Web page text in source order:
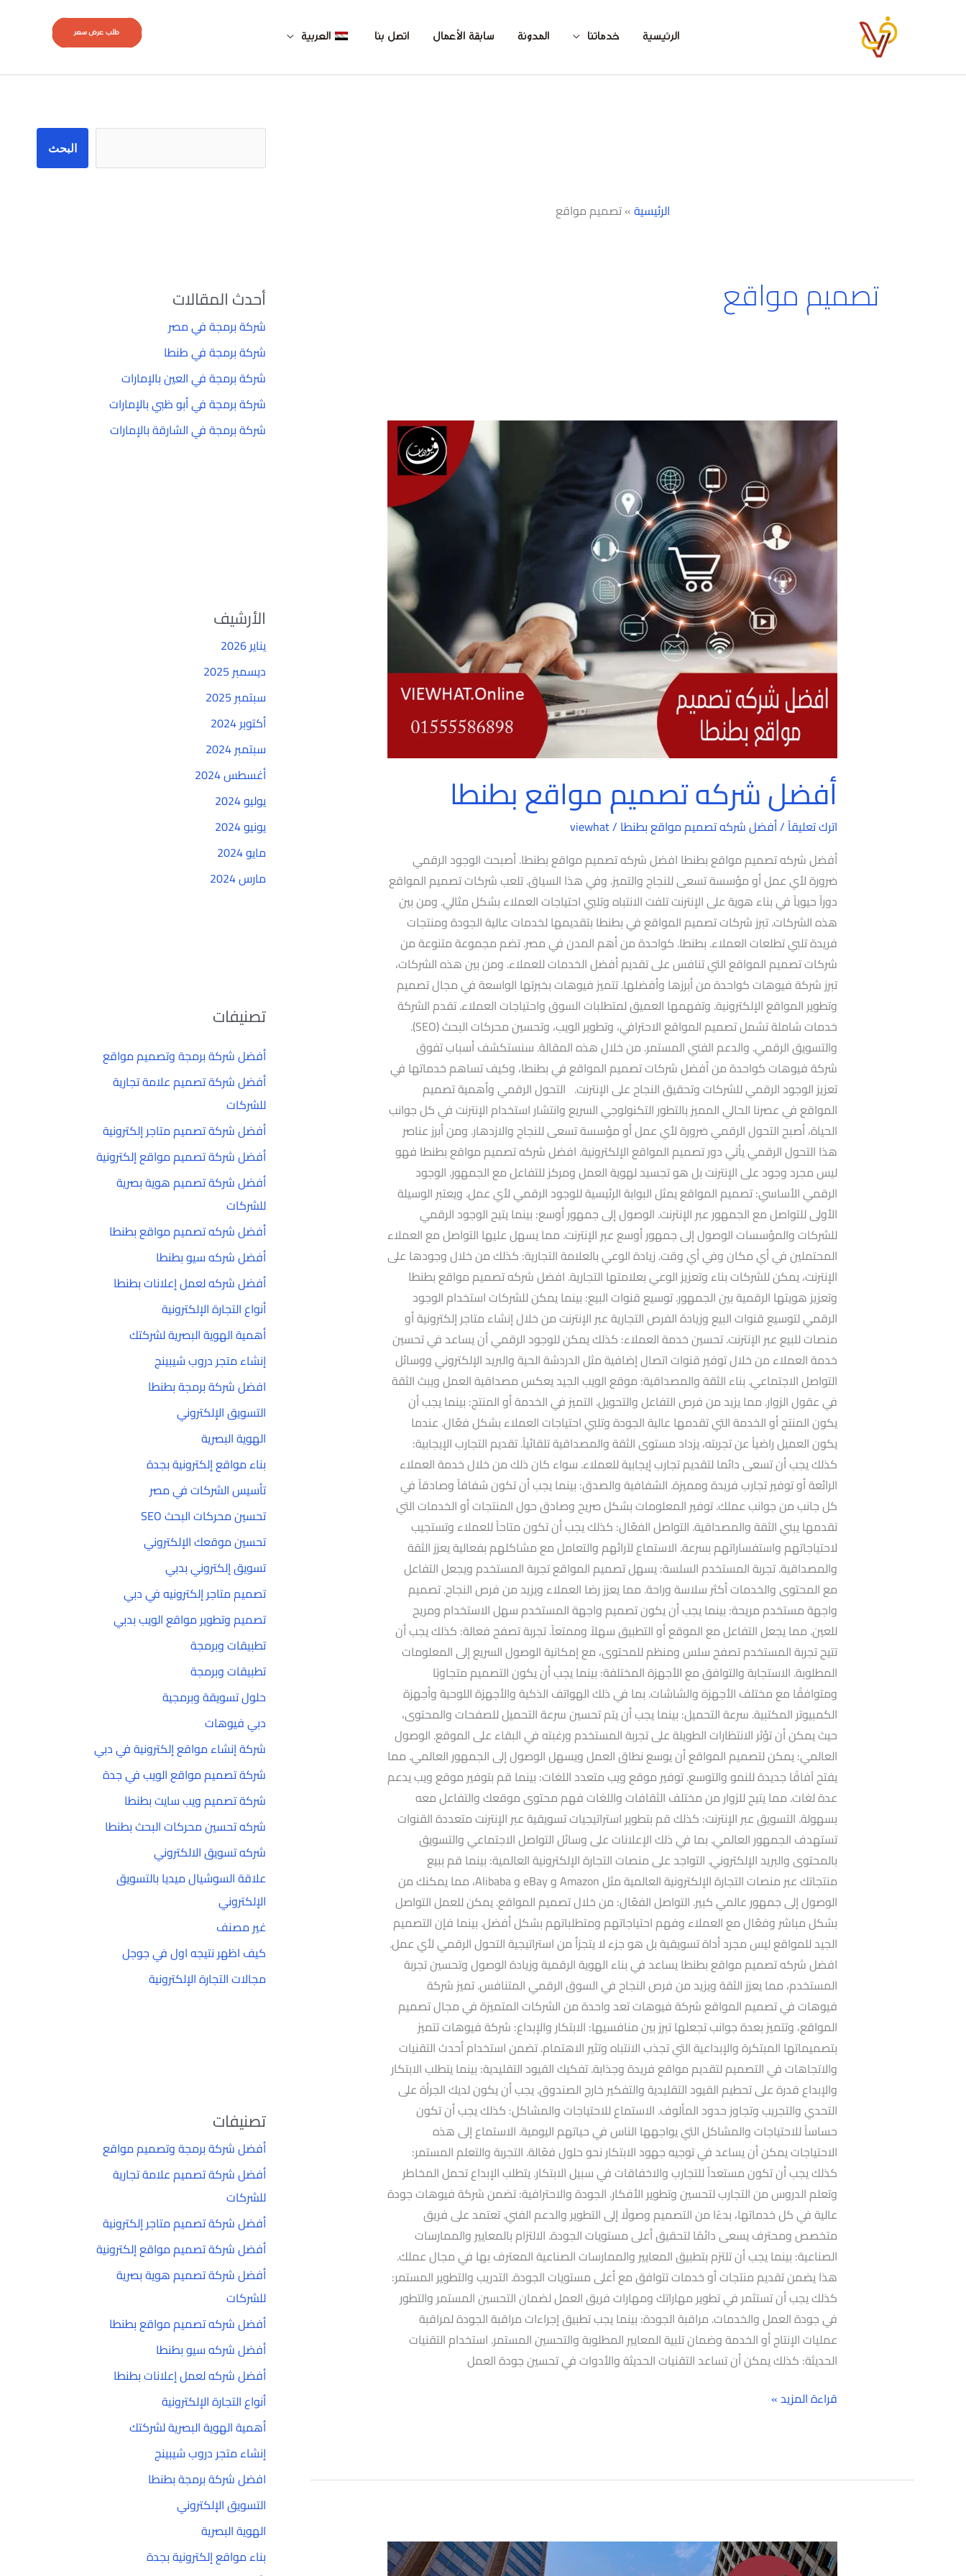
الرئيسية خدماتنا المدونة سابقة الأعمال اتصل بنا العربية طلب عرض سعر
الرئيسية»تصميم مواقع
تصميم مواقع
أفضل شركه تصميم مواقع بطنطا
اترك تعليقاً/أفضل شركه تصميم مواقع بطنطا /
viewhat
أفضل شركه تصميم مواقع بطنطا افضل شركه تصميم مواقع بطنطا. أصبحت الوجود الرقمي
ضرورة لأي عمل أو مؤسسة تسعى للنجاح والتميز. وفي هذا السياق. تلعب شركات تصميم المواقع
دوراً حيوياً في بناء هوية على الإنترنت تلفت الانتباه وتلبي احتياجات العملاء بشكل مثالي. ومن بين
هذه الشركات. تبرز شركات تصميم المواقع في بطنطا بتقديمها لخدمات عالية الجودة ومنتجات
فريدة تلبي تطلعات العملاء. بطنطا. كواحدة من أهم المدن في مصر. تضم مجموعة متنوعة من
شركات تصميم المواقع التي تنافس على تقديم أفضل الخدمات للعملاء. ومن بين هذه الشركات،
تبرز شركة فيوهات كواحدة من أبرزها وأفضلها. تتميز فيوهات بخبرتها الواسعة في مجال تصميم
وتطوير المواقع الإلكترونية. وتفهمها العميق لمتطلبات السوق واحتياجات العملاء. تقدم الشركة
خدمات شاملة تشمل تصميم المواقع الاحترافي، وتطوير الويب، وتحسين محركات البحث (SEO).
والتسويق الرقمي. والدعم الفني المستمر. من خلال هذه المقالة. سنستكشف أسباب تفوق
شركة فيوهات كواحدة من أفضل شركات تصميم المواقع في بطنطا، وكيف تساهم خدماتها في
تعزيز الوجود الرقمي للشركات وتحقيق النجاح على الإنترنت. التحول الرقمي وأهمية تصميم
المواقع في عصرنا الحالي المميز بالتطور التكنولوجي السريع وانتشار استخدام الإنترنت في كل جوانب
الحياة، أصبح التحول الرقمي ضرورة لأي عمل أو مؤسسة تسعى للنجاح والازدهار. ومن أبرز عناصر
هذا التحول الرقمي يأتي دور تصميم المواقع الإلكترونية. افضل شركه تصميم مواقع بطنطا فهو
ليس مجرد وجود على الإنترنت بل هو تجسيد لهوية العمل ومركز للتفاعل مع الجمهور. الوجود
الرقمي الأساسي: تصميم المواقع يمثل البوابة الرئيسية للوجود الرقمي لأي عمل. ويعتبر الوسيلة
الأولى للتواصل مع الجمهور عبر الإنترنت. الوصول إلى جمهور أوسع: بينما يتيح الوجود الرقمي
للشركات والمؤسسات الوصول إلى جمهور أوسع عبر الإنترنت. مما يسهل عليها التواصل مع العملاء
المحتملين في أي مكان وفي أي وقت. زيادة الوعي بالعلامة التجارية: كذلك من خلال وجودها على
الإنترنت، يمكن للشركات بناء وتعزيز الوعي بعلامتها التجارية. افضل شركه تصميم مواقع بطنطا
وتعزيز هويتها الرقمية بين الجمهور. توسيع قنوات البيع: بينما يمكن للشركات استخدام الوجود
الرقمي لتوسيع قنوات البيع وزيادة الفرص التجارية عبر الإنترنت من خلال إنشاء متاجر إلكترونية أو
منصات للبيع عبر الإنترنت. تحسين خدمة العملاء: كذلك يمكن للوجود الرقمي أن يساعد في تحسين
خدمة العملاء من خلال توفير قنوات اتصال إضافية مثل الدردشة الحية والبريد الإلكتروني ووسائل
التواصل الاجتماعي. بناء الثقة والمصداقية: موقع الويب الجيد يعكس مصداقية العمل ويبث الثقة
في عقول الزوار. مما يزيد من فرص التفاعل والتحويل. التميز في الخدمة أو المنتج: بينما يجب أن
يكون المنتج أو الخدمة التي تقدمها عالية الجودة وتلبي احتياجات العملاء بشكل فعّال. عندما
يكون العميل راضياً عن تجربته، يزداد مستوى الثقة والمصداقية تلقائياً. تقديم التجارب الإيجابية:
كذلك يجب أن تسعى دائما لتقديم تجارب إيجابية للعملاء. سواء كان ذلك من خلال خدمة العملاء
الرائعة أو توفير تجارب فريدة ومميزة. الشفافية والصدق: بينما يجب أن تكون شفافاً وصادقاً في
كل جانب من جوانب عملك. توفير المعلومات بشكل صريح وصادق حول المنتجات أو الخدمات التي
تقدمها يبني الثقة والمصداقية. التواصل الفعّال: كذلك يجب أن تكون متاحاً للعملاء وتستجيب
لاحتياجاتهم واستفساراتهم بسرعة. الاستماع لآرائهم والتعامل مع مشاكلهم بفعالية يعزز الثقة
والمصداقية. تجربة المستخدم السلسة: يسهل تصميم المواقع تجربة المستخدم ويجعل التفاعل
مع المحتوى والخدمات أكثر سلاسة وراحة. مما يعزز رضا العملاء ويزيد من فرص النجاح. تصميم
واجهة مستخدم مريحة: بينما يجب أن يكون تصميم واجهة المستخدم سهل الاستخدام ومريح
للعين. مما يجعل التفاعل مع الموقع أو التطبيق سهلاً وممتعاً. تجربة تصفح فعالة: كذلك يجب أن
تتيح تجربة المستخدم تصفح سلس ومنظم للمحتوى، مع إمكانية الوصول السريع إلى المعلومات
المطلوبة. الاستجابة والتوافق مع الأجهزة المختلفة: بينما يجب أن يكون التصميم متجاوبًا
ومتوافقًا مع مختلف الأجهزة والشاشات. بما في ذلك الهواتف الذكية والأجهزة اللوحية وأجهزة
الكمبيوتر المكتبية. سرعة التحميل: بينما يجب أن يتم تحسين سرعة التحميل للصفحات والمحتوى،
حيث يمكن أن تؤثر الانتظارات الطويلة على تجربة المستخدم ورغبته في البقاء على الموقع. الوصول
العالمي: يمكن لتصميم المواقع أن يوسع نطاق العمل ويسهل الوصول إلى الجمهور العالمي. مما
يفتح آفاقًا جديدة للنمو والتوسع. توفير موقع ويب متعدد اللغات: بينما قم بتوفير موقع ويب يدعم
عدة لغات. مما يتيح للزوار من مختلف الثقافات واللغات فهم محتوى موقعك والتفاعل معه
بسهولة. التسويق عبر الإنترنت: كذلك قم بتطوير استراتيجيات تسويقية عبر الإنترنت متعددة القنوات
تستهدف الجمهور العالمي. بما في ذلك الإعلانات على وسائل التواصل الاجتماعي والتسويق
بالمحتوى والبريد الإلكتروني. التواجد على منصات التجارة الإلكترونية العالمية: بينما قم ببيع
منتجاتك عبر منصات التجارة الإلكترونية العالمية مثل Amazon و eBay و Alibaba، مما يمكنك من
الوصول إلى جمهور عالمي كبير. التواصل الفعّال: من خلال تصميم المواقع. يمكن للعمل التواصل
بشكل مباشر وفعّال مع العملاء وفهم احتياجاتهم ومتطلباتهم بشكل أفضل. بينما فإن التصميم
الجيد للمواقع ليس مجرد أداة تسويقية بل هو جزء لا يتجزأ من استراتيجية التحول الرقمي لأي عمل.
افضل شركه تصميم مواقع بطنطا يساعد في بناء الهوية الرقمية وزيادة الوصول وتحسين تجربة
المستخدم، مما يعزز الثقة ويزيد من فرص النجاح في السوق الرقمي المتنافس. تميز شركة
فيوهات في تصميم المواقع شركة فيوهات تعد واحدة من الشركات المتميزة في مجال تصميم
المواقع، وتتميز بعدة جوانب تجعلها تبرز بين منافسيها: الابتكار والإبداع: شركة فيوهات تتميز
بتصميماتها المبتكرة والإبداعية التي تجذب الانتباه وتثير الاهتمام. تضمن استخدام أحدث التقنيات
والاتجاهات في التصميم لتقديم مواقع فريدة وجذابة. تفكيك القيود التقليدية: بينما يتطلب الابتكار
والإبداع قدرة على تحطيم القيود التقليدية والتفكير خارج الصندوق. يجب أن يكون لديك الجرأة على
التحدي والتجريب وتجاوز حدود المألوف. الاستماع للاحتياجات والمشاكل: كذلك يجب أن تكون
حساساً للاحتياجات والمشاكل التي يواجهها الناس في حياتهم اليومية. الاستماع إلى هذه
الاحتياجات يمكن أن يساعد في توجيه جهود الابتكار نحو حلول فعّالة. التجربة والتعلم المستمر:
كذلك يجب أن تكون مستعداً للتجارب والاخفاقات في سبيل الابتكار. يتطلب الإبداع تحمل المخاطر
وتعلم الدروس من التجارب لتحسين وتطوير الأفكار. الجودة والاحترافية: تضمن شركة فيوهات جودة
عالية في كل خدماتها، بدءًا من التصميم وصولًا إلى التطوير والدعم الفني. تعتمد على فريق
متخصص ومحترف يسعى دائمًا لتحقيق أعلى مستويات الجودة. الالتزام بالمعايير والممارسات
الصناعية: بينما يجب أن تلتزم بتطبيق المعايير والممارسات الصناعية المعترف بها في مجال عملك.
هذا يضمن تقديم منتجات أو خدمات تتوافق مع أعلى مستويات الجودة. التدريب والتطوير المستمر:
كذلك يجب أن تستثمر في تطوير مهاراتك ومهارات فريق العمل لضمان التحسين المستمر والتطور
في جودة العمل والخدمات. مراقبة الجودة: بينما يجب تطبيق إجراءات مراقبة الجودة لمراقبة
عمليات الإنتاج أو الخدمة وضمان تلبية المعايير المطلوبة والتحسين المستمر. استخدام التقنيات
الحديثة: كذلك يمكن أن تساعد التقنيات الحديثة والأدوات في تحسين جودة العمل
أفضل
شركه
تصميم
مواقع
بطنطا
قراءة المزيد »
شركة
البحث
أحدث المقالات
شركة برمجة في مصر
شركة برمجة في طنطا
شركة برمجة في العين بالإمارات
شركة برمجة في أبو ظبي بالإمارات
شركة برمجة في الشارقة بالإمارات
الأرشيف
يناير 2026
ديسمبر 2025
سبتمبر 2025
أكتوبر 2024
سبتمبر 2024
أغسطس 2024
يوليو 2024
يونيو 2024
مايو 2024
مارس 2024
تصنيفات
أفضل شركة برمجة وتصميم مواقع
أفضل شركة تصميم علامة تجارية
للشركات
أفضل شركة تصميم متاجر إلكترونية
أفضل شركة تصميم مواقع إلكترونية
أفضل شركة تصميم هوية بصرية
للشركات
أفضل شركه تصميم مواقع بطنطا
أفضل شركه سيو بطنطا
أفضل شركه لعمل إعلانات بطنطا
أنواع التجارة الإلكترونية
أهمية الهوية البصرية لشركتك
إنشاء متجر دروب شيبينج
افضل شركة برمجة بطنطا
التسويق الإلكتروني
الهوية البصرية
بناء مواقع إلكترونية بجدة
تأسيس الشركات في مصر
تحسين محركات البحث SEO
تحسين موقعك الإلكتروني
تسويق إلكتروني بدبي
تصميم متاجر إلكترونيه في دبي
تصميم وتطوير مواقع الويب بدبي
تطبيقات وبرمجة
تطبيقات وبرمجة
حلول تسويقة وبرمجية
دبي فيوهات
شركة إنشاء مواقع إلكترونية في دبي
شركة تصميم مواقع الويب في جدة
شركة تصميم ويب سايت بطنطا
شركه تحسين محركات البحث بطنطا
شركه تسويق الالكتروني
علاقة السوشيال ميديا بالتسويق
الإلكتروني
غير مصنف
كيف اظهر نتيجه اول في جوجل
مجالات التجارة الإلكترونية
تصنيفات
أفضل شركة برمجة وتصميم مواقع
أفضل شركة تصميم علامة تجارية
للشركات
أفضل شركة تصميم متاجر إلكترونية
أفضل شركة تصميم مواقع إلكترونية
أفضل شركة تصميم هوية بصرية
للشركات
أفضل شركه تصميم مواقع بطنطا
أفضل شركه سيو بطنطا
أفضل شركه لعمل إعلانات بطنطا
أنواع التجارة الإلكترونية
أهمية الهوية البصرية لشركتك
إنشاء متجر دروب شيبينج
افضل شركة برمجة بطنطا
التسويق الإلكتروني
الهوية البصرية
بناء مواقع إلكترونية بجدة